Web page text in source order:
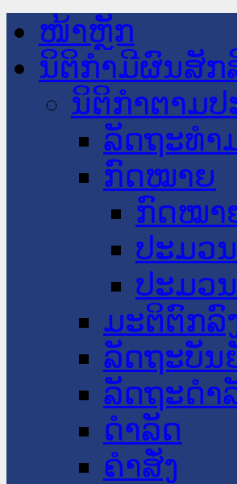
ໜ້າຫຼັກ
ນິຕິກໍາມີຜົນສັກ
ນິຕິກໍາຕາມປ
ລັດຖະທໍາ
ກົດໝາຍ
ກົດໝາ
ປະມວ
ປະມວ
ມະຕິຕົກລົ
ລັດຖະບັນ
ລັດຖະດໍາ
ດໍາລັດ
ຄໍາສັ່ງ